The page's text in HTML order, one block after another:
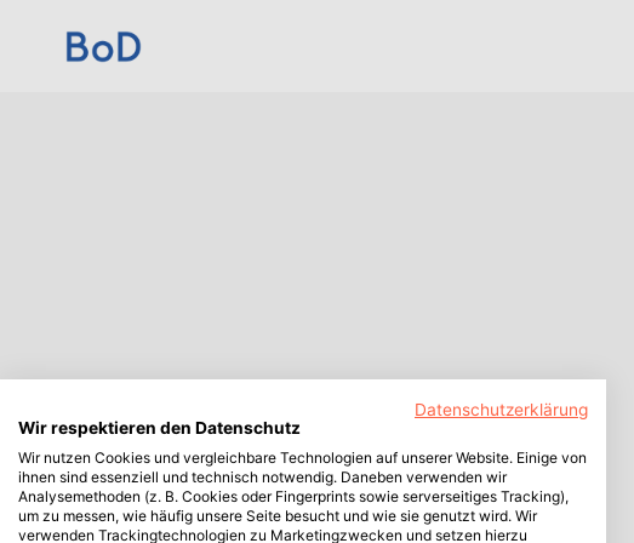
Datenschutzerklärung
Wir respektieren den Datenschutz
Wir nutzen Cookies und vergleichbare Technologien auf unserer Website. Einige von
ihnen sind essenziell und technisch notwendig. Daneben verwenden wir
Analysemethoden (z. B. Cookies oder Fingerprints sowie serverseitiges Tracking),
um zu messen, wie häufig unsere Seite besucht und wie sie genutzt wird. Wir
verwenden Trackingtechnologien zu Marketingzwecken und setzen hierzu